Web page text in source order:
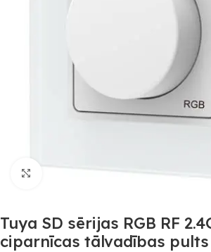
Noklikšķiniet, lai palielinātu
Tuya SD sērijas RGB RF
ciparnīcas tālvadības pults